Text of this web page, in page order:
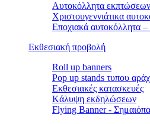
Αυτοκόλλητα εκπτώσεων
Xριστουγεννιάτικα
Εποχιακά αυτοκόλλητα –
Εκθεσιακή προβολή
Roll up banners
Pop up stands τυπου
Εκθεσιακές κατασκευές
Kάλυψη εκδηλώσεων
Flying Banner -